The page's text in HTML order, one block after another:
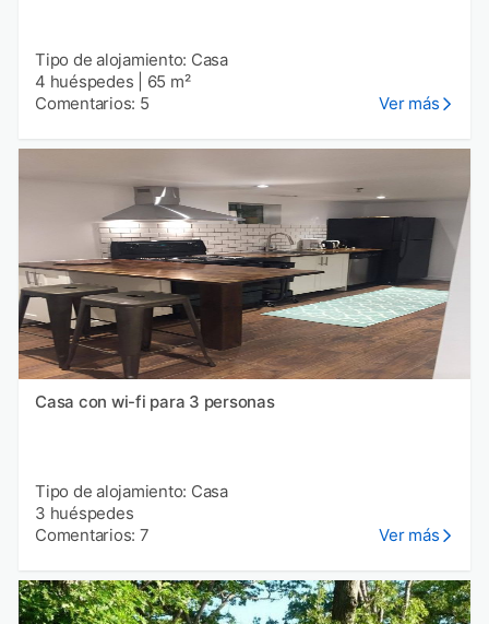
Tipo de alojamiento: Casa
4 huéspedes
65 m²
Comentarios: 5
Ver más
Casa con wi-fi para 3 personas
Tipo de alojamiento: Casa
3 huéspedes
Comentarios: 7
Ver más